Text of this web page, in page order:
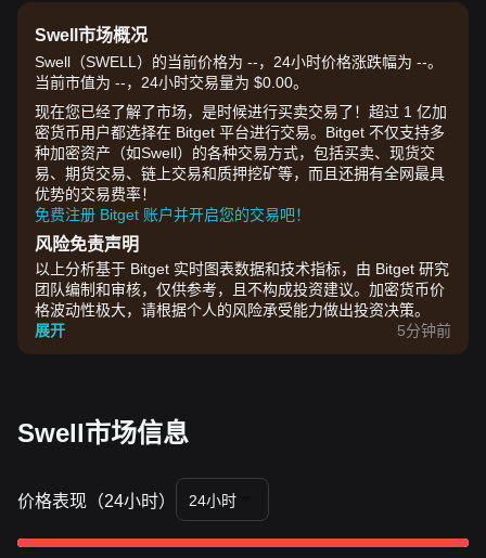
Swell市场概况
Swell（SWELL）的当前价格为 --，24小时价格涨跌幅为 --。
当前市值为 --，24小时交易量为 $0.00。
现在您已经了解了市场，是时候进行买卖交易了！超过 1 亿加
密货币用户都选择在 Bitget 平台进行交易。Bitget 不仅支持多
种加密资产（如Swell）的各种交易方式，包括买卖、现货交
易、期货交易、链上交易和质押挖矿等，而且还拥有全网最具
优势的交易费率！
免费注册 Bitget 账户并开启您的交易吧！
风险免责声明
以上分析基于 Bitget 实时图表数据和技术指标，由 Bitget 研究
团队编制和审核，仅供参考，且不构成投资建议。加密货币价
格波动性极大，请根据个人的风险承受能力做出投资决策。
展开
5分钟前
Swell市场信息
价格表现（24小时） 24小时